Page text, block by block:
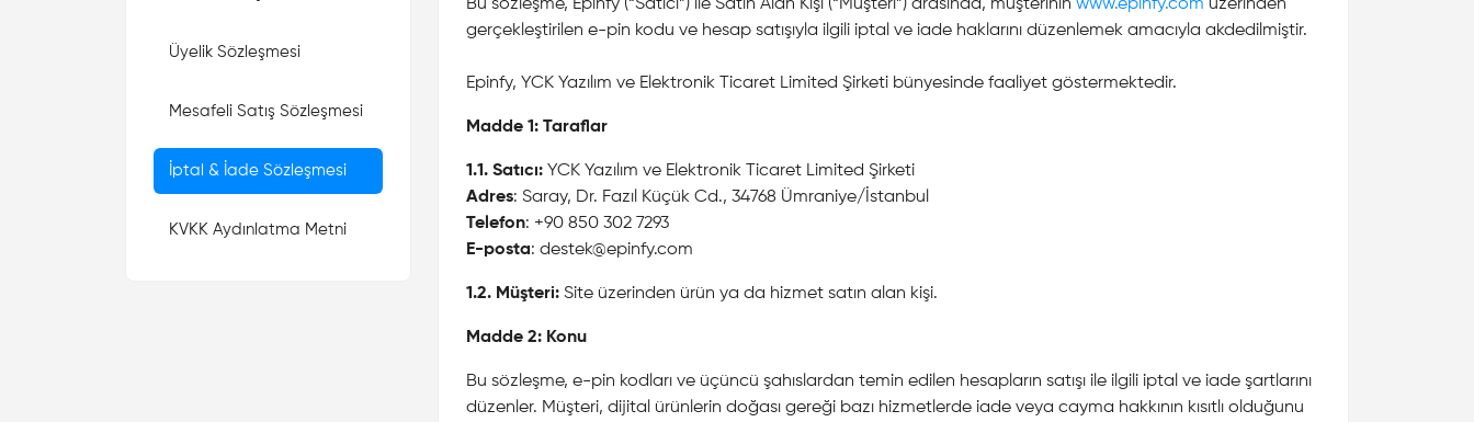
Üyelik Sözleşmesi
Mesafeli Satış Sözleşmesi
İptal & İade Sözleşmesi
KVKK Aydınlatma Metni
Bu sözleşme, Epinfy (“Satıcı”) ile Satın Alan Kişi (“Müşteri”) arasında, müşterinin www.epinfy.com üzerinden
gerçekleştirilen e-pin kodu ve hesap satışıyla ilgili iptal ve iade haklarını düzenlemek amacıyla akdedilmiştir.
Epinfy, YCK Yazılım ve Elektronik Ticaret Limited Şirketi bünyesinde faaliyet göstermektedir.
Madde 1: Taraflar
1.1. Satıcı: YCK Yazılım ve Elektronik Ticaret Limited Şirketi
Adres: Saray, Dr. Fazıl Küçük Cd., 34768 Ümraniye/İstanbul
Telefon: +90 850 302 7293
E-posta: destek@epinfy.com
1.2. Müşteri: Site üzerinden ürün ya da hizmet satın alan kişi.
Madde 2: Konu
Bu sözleşme, e-pin kodları ve üçüncü şahıslardan temin edilen hesapların satışı ile ilgili iptal ve iade şartlarını
düzenler. Müşteri, dijital ürünlerin doğası gereği bazı hizmetlerde iade veya cayma hakkının kısıtlı olduğunu